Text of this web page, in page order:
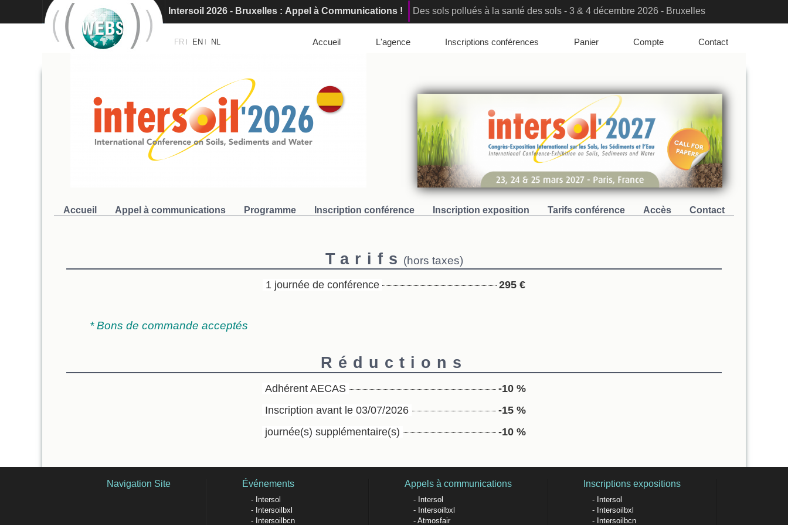
FR | EN | NL
Intersol 2027 : Appel à communications ! Du sol pollué au sol vivant : Comment assurer la transition ? - 23, 24 & 25 mars - Paris
Accueil L'agence Inscriptions conférences Panier Compte Contact
Accueil Appel à communications Programme Inscription conférence Inscription exposition Tarifs conférence Accès Contact
Tarifs (hors taxes)
1 journée de conférence 295 €
* Bons de commande acceptés
Réductions
Adhérent AECAS
-10 %
Inscription avant le 03/07/2026
-15 %
journée(s) supplémentaire(s)
-10 %
Navigation Site Événements
Intersol
Intersoilbxl
Intersoilbcn
Appels à communications
Intersol
Intersoilbxl
Atmosfair
Inscriptions expositions
Intersol
Intersoilbxl
Intersoilbcn